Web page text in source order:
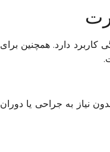
دارد. همچنین برای
نیاز به جراحی یا دوران